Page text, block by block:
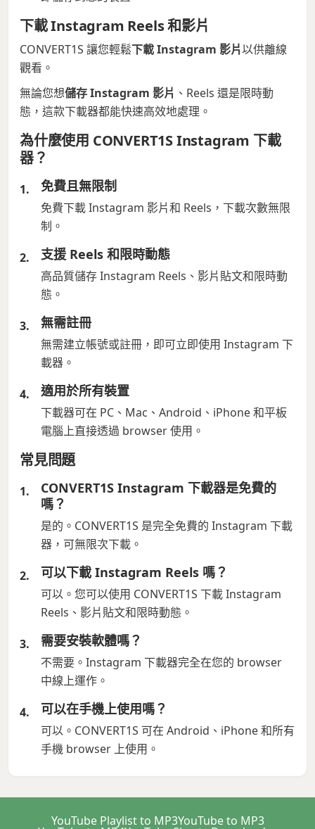
下載 Instagram Reels 和影片
CONVERT1S 讓您輕鬆下載 Instagram 影片以供離線
觀看。
無論您想儲存 Instagram 影片 、Reels 還是限時動
態，這款下載器都能快速高效地處理。
為什麼使用 CONVERT1S Instagram 下載
器？
免費且無限制
免費下載 Instagram 影片和 Reels，下載次數無限
制。
支援 Reels 和限時動態
高品質儲存 Instagram Reels、影片貼文和限時動
態。
無需註冊
無需建立帳號或註冊，即可立即使用 Instagram 下
載器。
適用於所有裝置
下載器可在 PC、Mac、Android、iPhone 和平板
電腦上直接透過 browser 使用。
常見問題
CONVERT1S Instagram 下載器是免費的
嗎？
是的。CONVERT1S 是完全免費的 Instagram 下載
器，可無限次下載。
可以下載 Instagram Reels 嗎？
可以。您可以使用 CONVERT1S 下載 Instagram
Reels、影片貼文和限時動態。
需要安裝軟體嗎？
不需要。Instagram 下載器完全在您的 browser
中線上運作。
可以在手機上使用嗎？
可以。CONVERT1S 可在 Android、iPhone 和所有
手機 browser 上使用。
YouTube Playlist to MP3YouTube to MP3